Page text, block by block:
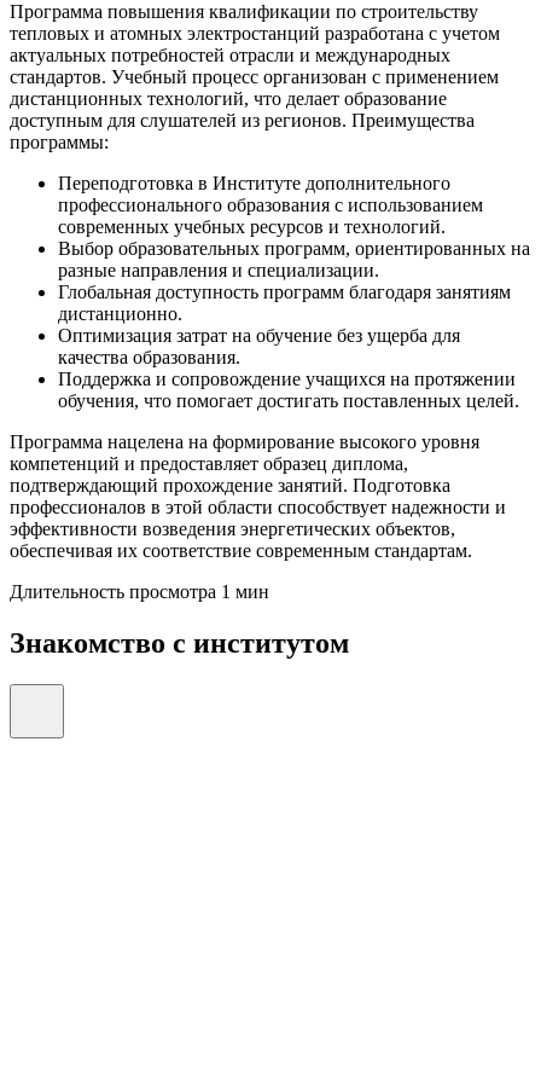
Программа повышения квалификации по строительству
тепловых и атомных электростанций разработана с учетом
актуальных потребностей отрасли и международных
стандартов. Учебный процесс организован с применением
дистанционных технологий, что делает образование
доступным для слушателей из регионов. Преимущества
программы:
Переподготовка в Институте дополнительного
профессионального образования с использованием
современных учебных ресурсов и технологий.
Выбор образовательных программ, ориентированных на
разные направления и специализации.
Глобальная доступность программ благодаря занятиям
дистанционно.
Оптимизация затрат на обучение без ущерба для
качества образования.
Поддержка и сопровождение учащихся на протяжении
обучения, что помогает достигать поставленных целей.
Программа нацелена на формирование высокого уровня
компетенций и предоставляет образец диплома,
подтверждающий прохождение занятий. Подготовка
профессионалов в этой области способствует надежности и
эффективности возведения энергетических объектов,
обеспечивая их соответствие современным стандартам.
Длительность просмотра 1 мин
Знакомство с институтом